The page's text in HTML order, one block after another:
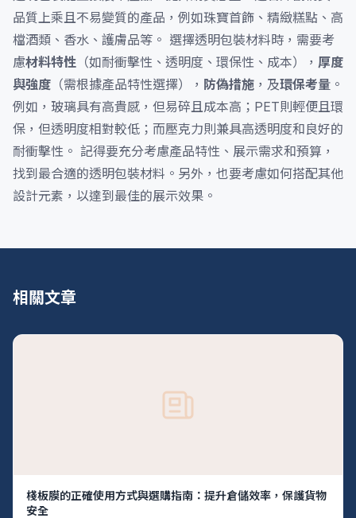
品質上乘且不易變質的產品，例如珠寶首飾、精緻糕點、高
檔酒類、香水、護膚品等。 選擇透明包裝材料時，需要考
慮材料特性 （如耐衝擊性、透明度、環保性、成本）， 厚度
與強度 （需根據產品特性選擇）， 防偽措施 ，及環保考量 。
例如，玻璃具有高貴感，但易碎且成本高；PET則輕便且環
保，但透明度相對較低；而壓克力則兼具高透明度和良好的
耐衝擊性。 記得要充分考慮產品特性、展示需求和預算，
找到最合適的透明包裝材料。另外，也要考慮如何搭配其他
設計元素，以達到最佳的展示效果。
相關文章
棧板膜的正確使用方式與選購指南：提升倉儲效率，保護貨物
安全